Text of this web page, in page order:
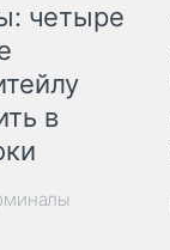
четыре
в